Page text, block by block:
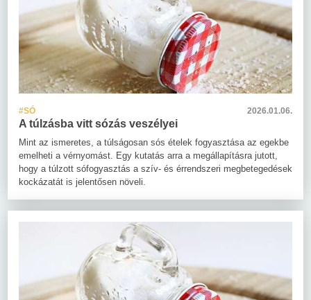
#SÓ 2026.01.06.
A túlzásba vitt sózás veszélyei
Mint az ismeretes, a túlságosan sós ételek fogyasztása az egekbe
emelheti a vérnyomást. Egy kutatás arra a megállapításra jutott,
hogy a túlzott sófogyasztás a szív- és érrendszeri megbetegedések
kockázatát is jelentősen növeli.